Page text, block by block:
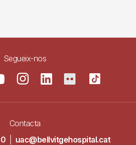
Segueix-nos
Contacta
uac@bellvitgehospital.cat